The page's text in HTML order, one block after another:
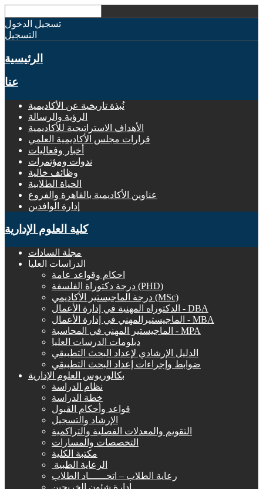
تسجيل الدخول
التسجيل
الرئيسية
عنا
نُبذة تاريخية عن الأكاديمية
الرؤية والرسالة
الأهداف الاستراتيجية للأكاديمية
قرارات مجلس الأكاديمية العلمي
أخبار وفعاليات
ندوات ومؤتمرات
وظائف خالية
الحياة الطلابية
عناوين الأكاديمية بالقاهرة والفروع
إدارة الوافدين
كلية العلوم الإدارية
مجلة السادات
الدراسات العليا
احكام وقواعد عامة
درجة دكتوراة الفلسفة (PHD)
درجة الماجيستير الأكاديمي (MSc)
الدكتوراه المهنية في إدارة الأعمال - DBA
الماجيستيرالمهني في إدارة الأعمال - MBA
الماجيستير المهني في المحاسبة - MPA
دبلومات الدرسات العليا
الدليل الإرشادي لإعداد البحث التطبيقي
ضوابط وإجراءات إعداد البحث التطبيقي
بكالوريوس العلوم الإدارية
نظام الدراسة
خطة الدراسة
قواعد وأحكام القبول
الإرشاد والتسجيل
التقويم والمعدلات الفصلية والتراكمية
التخصصات والمسارات
مكتبة الكلية
الرعاية الطبية ‏
رعاية الطلاب – اتحــــــاد الطلاب
إدارة شئون الخريجين